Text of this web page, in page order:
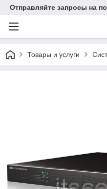
Отправляйте запросы на
Товары и услуги